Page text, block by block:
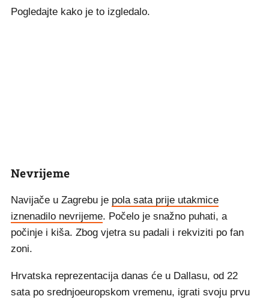
Pogledajte kako je to izgledalo.
Nevrijeme
Navijače u Zagrebu je pola sata prije utakmice
iznenadilo nevrijeme. Počelo je snažno puhati, a
počinje i kiša. Zbog vjetra su padali i rekviziti po fan
zoni.
Hrvatska reprezentacija danas će u Dallasu, od 22
sata po srednjoeuropskom vremenu, igrati svoju prvu